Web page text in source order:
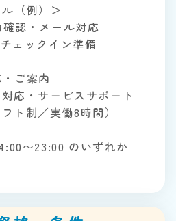
（例）＞
認・メール対応
ェックイン準備
ご案内
応・サービスサポート
制／実働8時間）
〜23:00 のいずれか